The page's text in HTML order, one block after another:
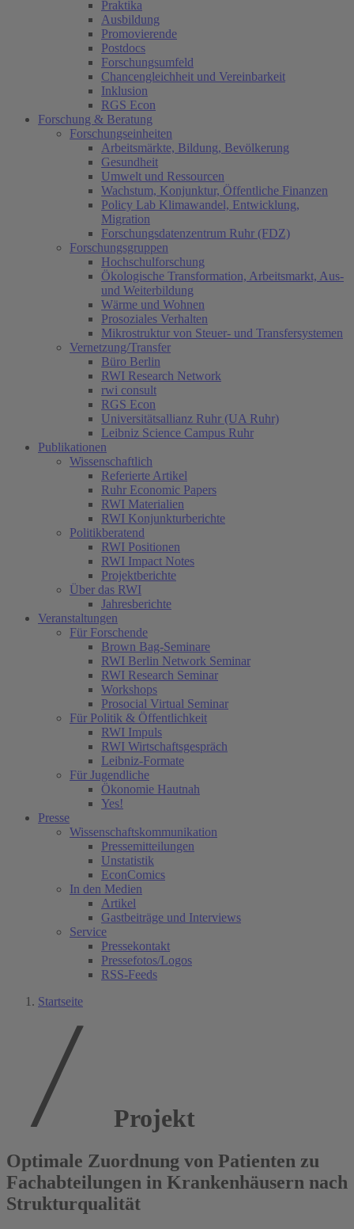
Praktika
Ausbildung
Promovierende
Postdocs
Forschungsumfeld
Chancengleichheit und Vereinbarkeit
Inklusion
RGS Econ
Forschung & Beratung
Forschungseinheiten
Arbeitsmärkte, Bildung, Bevölkerung
Gesundheit
Umwelt und Ressourcen
Wachstum, Konjunktur, Öffentliche Finanzen
Policy Lab Klimawandel, Entwicklung,
Migration
Forschungsdatenzentrum Ruhr (FDZ)
Forschungsgruppen
Hochschulforschung
Ökologische Transformation, Arbeitsmarkt, Aus-
und Weiterbildung
Wärme und Wohnen
Prosoziales Verhalten
Mikrostruktur von Steuer- und Transfersystemen
Vernetzung/Transfer
Büro Berlin
RWI Research Network
rwi consult
RGS Econ
Universitätsallianz Ruhr (UA Ruhr)
Leibniz Science Campus Ruhr
Publikationen
Wissenschaftlich
Referierte Artikel
Ruhr Economic Papers
RWI Materialien
RWI Konjunkturberichte
Politikberatend
RWI Positionen
RWI Impact Notes
Projektberichte
Über das RWI
Jahresberichte
Veranstaltungen
Für Forschende
Brown Bag-Seminare
RWI Berlin Network Seminar
RWI Research Seminar
Workshops
Prosocial Virtual Seminar
Für Politik & Öffentlichkeit
RWI Impuls
RWI Wirtschaftsgespräch
Leibniz-Formate
Für Jugendliche
Ökonomie Hautnah
Yes!
Presse
Wissenschaftskommunikation
Pressemitteilungen
Unstatistik
EconComics
In den Medien
Artikel
Gastbeiträge und Interviews
Service
Pressekontakt
Pressefotos/Logos
RSS-Feeds
Startseite
Projekt
Optimale Zuordnung von Patienten zu
Fachabteilungen in Krankenhäusern nach
Strukturqualität